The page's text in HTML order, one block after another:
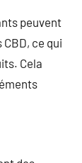
peuvent
ce qui
Cela